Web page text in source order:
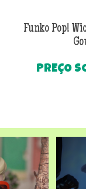
Funko Pop!
PREÇO